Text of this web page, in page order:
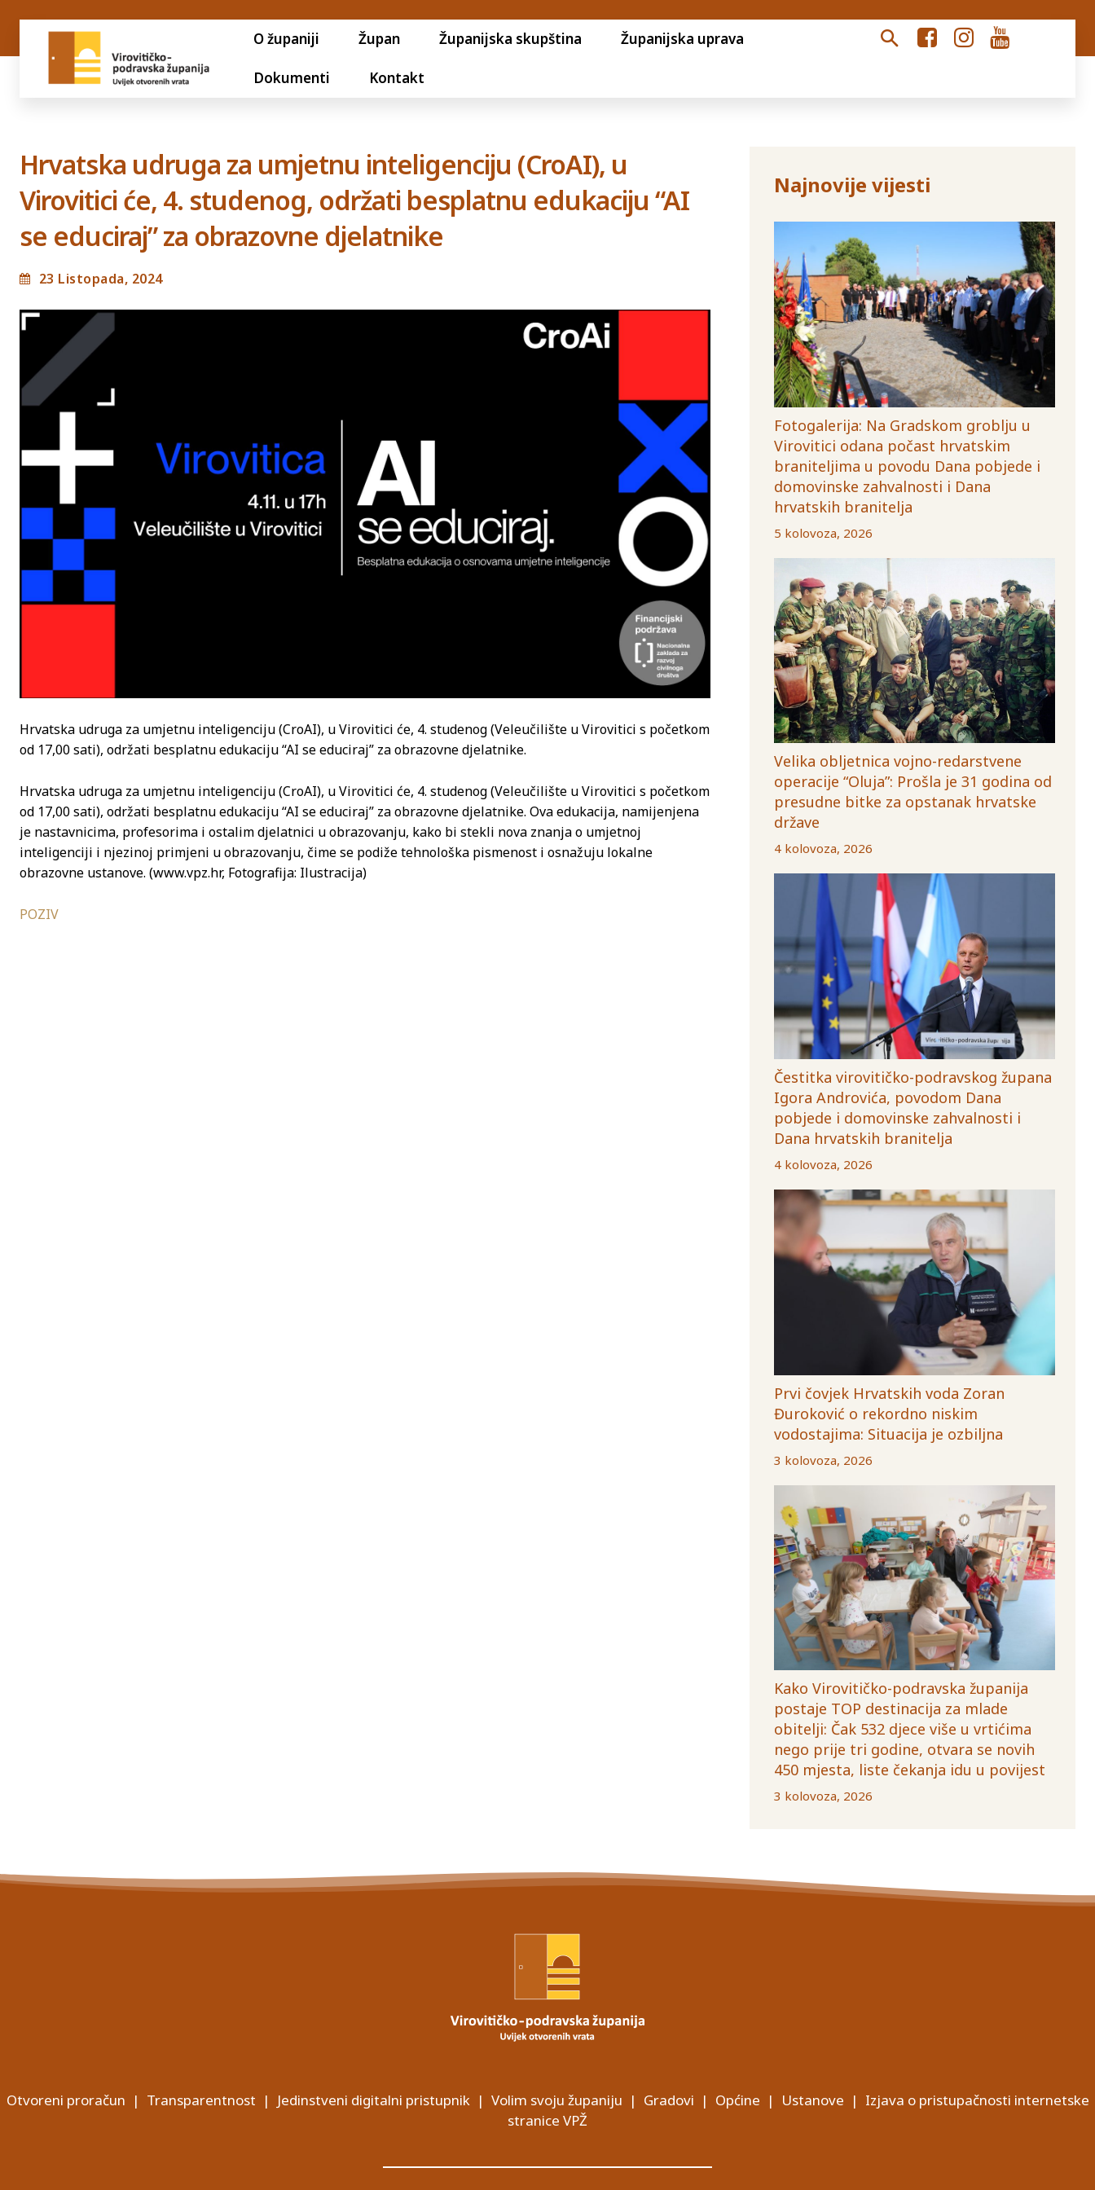
O županiji Župan Županijska skupština Županijska uprava
Dokumenti Kontakt
Hrvatska udruga za umjetnu inteligenciju (CroAI), u
Virovitici će, 4. studenog, održati besplatnu edukaciju “AI
se educiraj” za obrazovne djelatnike
23 Listopada, 2024
Hrvatska udruga za umjetnu inteligenciju (CroAI), u Virovitici će, 4. studenog (Veleučilište u Virovitici s početkom
od 17,00 sati), održati besplatnu edukaciju “AI se educiraj” za obrazovne djelatnike.
Hrvatska udruga za umjetnu inteligenciju (CroAI), u Virovitici će, 4. studenog (Veleučilište u Virovitici s početkom
od 17,00 sati), održati besplatnu edukaciju “AI se educiraj” za obrazovne djelatnike. Ova edukacija, namijenjena
je nastavnicima, profesorima i ostalim djelatnici u obrazovanju, kako bi stekli nova znanja o umjetnoj
inteligenciji i njezinoj primjeni u obrazovanju, čime se podiže tehnološka pismenost i osnažuju lokalne
obrazovne ustanove. (www.vpz.hr, Fotografija: Ilustracija)
POZIV
Najnovije vijesti
Fotogalerija: Na Gradskom groblju u
Virovitici odana počast hrvatskim
braniteljima u povodu Dana pobjede i
domovinske zahvalnosti i Dana
hrvatskih branitelja
5 kolovoza, 2026
Velika obljetnica vojno-redarstvene
operacije “Oluja”: Prošla je 31 godina od
presudne bitke za opstanak hrvatske
države
4 kolovoza, 2026
Čestitka virovitičko-podravskog župana
Igora Androvića, povodom Dana
pobjede i domovinske zahvalnosti i
Dana hrvatskih branitelja
4 kolovoza, 2026
Prvi čovjek Hrvatskih voda Zoran
Đuroković o rekordno niskim
vodostajima: Situacija je ozbiljna
3 kolovoza, 2026
Kako Virovitičko-podravska županija
postaje TOP destinacija za mlade
obitelji: Čak 532 djece više u vrtićima
nego prije tri godine, otvara se novih
450 mjesta, liste čekanja idu u povijest
3 kolovoza, 2026
Otvoreni proračun | Transparentnost | Jedinstveni digitalni pristupnik| Volim svoju županiju | Gradovi | Općine | Ustanove | Izjava o pristupačnosti internetske
stranice VPŽ